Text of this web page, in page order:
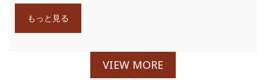
もっと見る
VIEW MORE